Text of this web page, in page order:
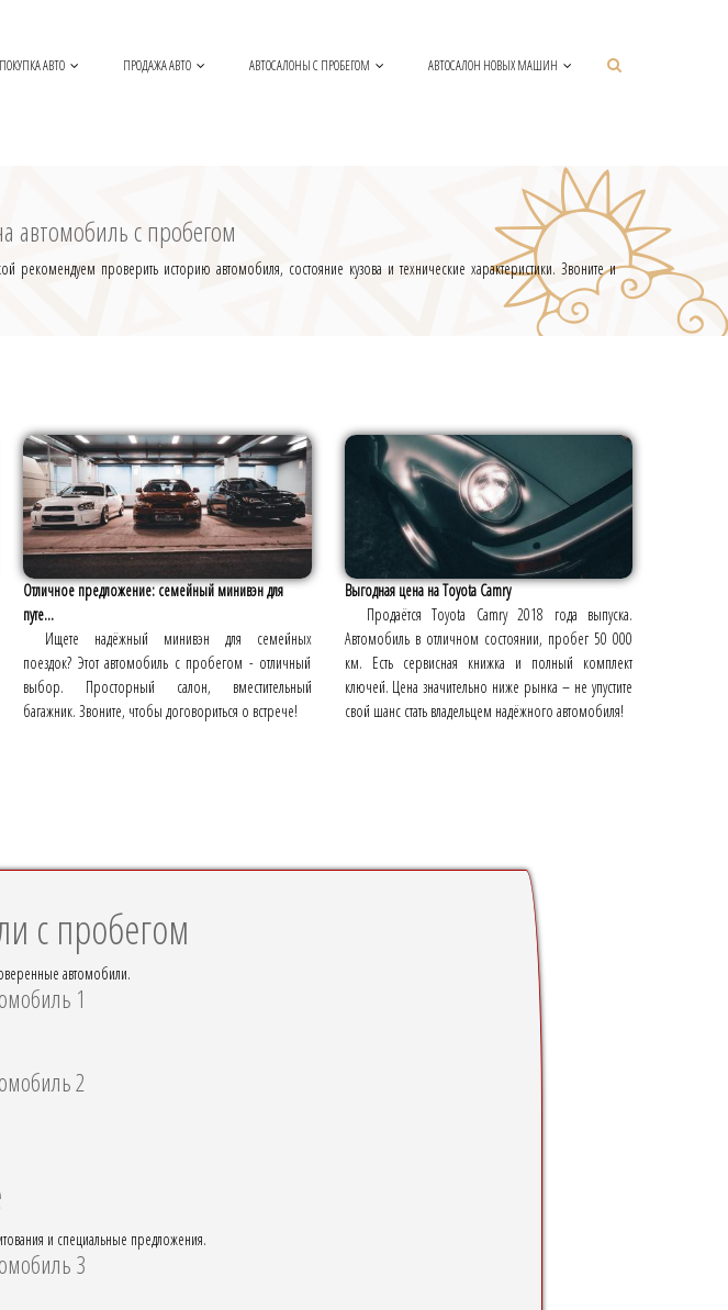
ПОКУПКА АВТО ПРОДАЖА АВТО АВТОСАЛОНЫ С ПРОБЕГОМ АВТОСАЛОН НОВЫХ МАШИН
с пробегом
проверить историю автомобиля, состояние кузова и технические характеристики. Звоните и
Отличное предложение: семейный минивэн для
путе...
Ищете надёжный минивэн для семейных
поездок? Этот автомобиль с пробегом - отличный
выбор. Просторный салон, вместительный
багажник. Звоните, чтобы договориться о встрече!
Выгодная цена на Toyota Camry
Продаётся Toyota Camry 2018 года выпуска.
Автомобиль в отличном состоянии, пробег 50 000
км. Есть сервисная книжка и полный комплект
ключей. Цена значительно ниже рынка – не упустите
свой шанс стать владельцем надёжного автомобиля!
с пробегом
автомобили.
1
2
и специальные предложения.
3